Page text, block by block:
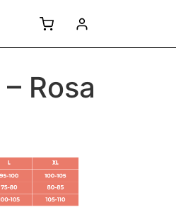
Rosa